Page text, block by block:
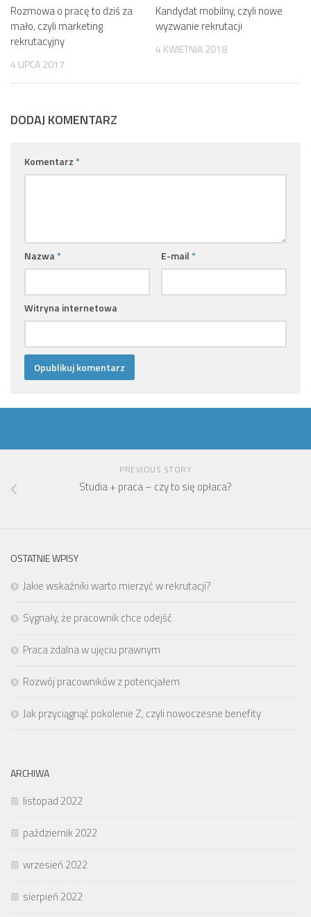
Rozmowa o pracę to dziś za
mało, czyli marketing
rekrutacyjny
4 LIPCA 2017
Kandydat mobilny, czyli nowe
wyzwanie rekrutacji
4 KWIETNIA 2018
DODAJ KOMENTARZ
Komentarz *
Nazwa * E-mail *
Witryna internetowa
PREVIOUS STORY
Studia + praca – czy to się opłaca?
OSTATNIE WPISY
Jakie wskaźniki warto mierzyć w rekrutacji?
Sygnały, że pracownik chce odejść
Praca zdalna w ujęciu prawnym
Rozwój pracowników z potencjałem
Jak przyciągnąć pokolenie Z, czyli nowoczesne benefity
ARCHIWA
listopad 2022
październik 2022
wrzesień 2022
sierpień 2022